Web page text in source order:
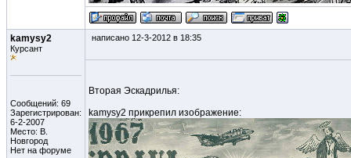
kamysy2
Курсант
Сообщений: 69
Зарегистрирован:
6-2-2007
Место: В.
Новгород
Нет на форуме
написано 12-3-2012 в 18:35
Вторая Эскадрилья:
kamysy2 прикрепил изображение: